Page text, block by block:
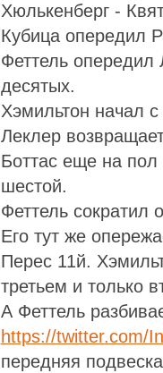
Хюлькенберг -
Кубица опередил
Феттель опередил
десятых.
Хэмильтон начал
Леклер
Боттас еще на пол
шестой.
Феттель сократил
Его тут же
Перес 11й.
третьем и только
А Феттель
https://twitter.com/
передняя